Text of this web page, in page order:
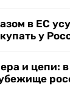
в ЕС
у
и цепи: